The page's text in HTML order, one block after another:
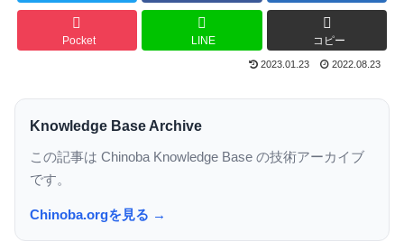
Pocket LINE コピー
2023.01.23 2022.08.23
Knowledge Base Archive
この記事は Chinoba Knowledge Base の技術アーカイブ
です。
Chinoba.orgを見る →